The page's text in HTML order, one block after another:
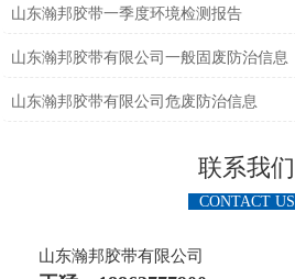
山东瀚邦胶带一季度环境检测报告
山东瀚邦胶带有限公司一般固废防治信息
山东瀚邦胶带有限公司危废防治信息
联系我们
CONTACT US
山东瀚邦胶带有限公司